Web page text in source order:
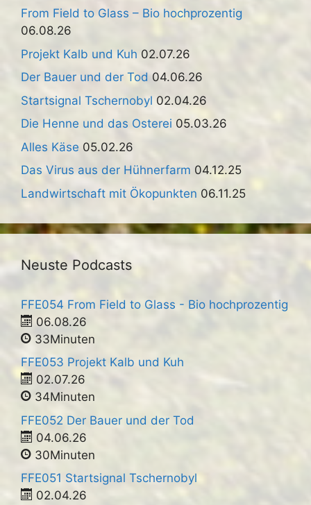
From Field to Glass – Bio hochprozentig
06.08.26
Projekt Kalb und Kuh 02.07.26
Der Bauer und der Tod 04.06.26
Startsignal Tschernobyl 02.04.26
Die Henne und das Osterei 05.03.26
Alles Käse 05.02.26
Das Virus aus der Hühnerfarm 04.12.25
Landwirtschaft mit Ökopunkten 06.11.25
Neuste Podcasts
FFE054 From Field to Glass - Bio hochprozentig
06.08.26
33Minuten
FFE053 Projekt Kalb und Kuh
02.07.26
34Minuten
FFE052 Der Bauer und der Tod
04.06.26
30Minuten
FFE051 Startsignal Tschernobyl
02.04.26